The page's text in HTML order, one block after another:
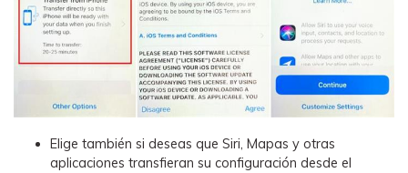
Elige también si deseas que Siri, Mapas y otras
aplicaciones transfieran su configuración desde el